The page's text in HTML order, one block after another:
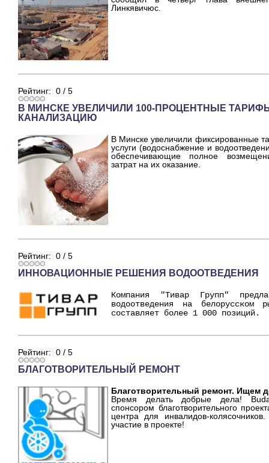
Линкявичюс.
Рейтинг: 0 / 5
В МИНСКЕ УВЕЛИЧИЛИ 100-ПРОЦЕНТНЫЕ
КАНАЛИЗАЦИЮ
В Минске увеличили фиксированные
услуги (водоснабжение и
обеспечивающие полное
затрат на их оказание.
Рейтинг: 0 / 5
ИННОВАЦИОННЫЕ РЕШЕНИЯ ВОДООТВЕДЕНИЯ
Компания "Тивар Групп"
водоотведения на белорусском
составляет более 1 000 позиций.
Рейтинг: 0 / 5
БЛАГОТВОРИТЕЛЬНЫЙ РЕМОНТ
Благотворительный ремонт. Ищем
Время делать добрые дела!
спонсором благотворительного
центра для инвалидов-
участие в проекте!